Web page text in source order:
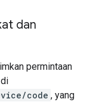
dan
permintaan
code , yang